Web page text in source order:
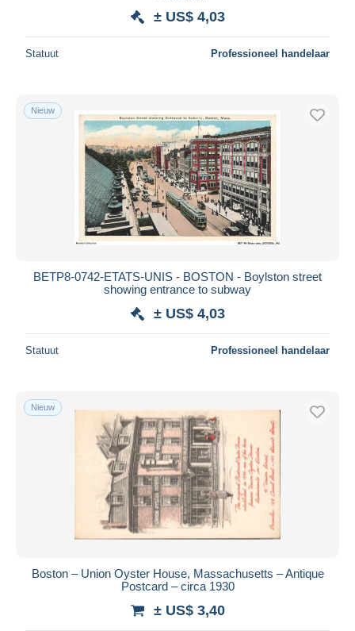
± US$ 4,03
Statuut Professioneel handelaar
Nieuw
BETP8-0742-ETATS-UNIS - BOSTON - Boylston street
showing entrance to subway
± US$ 4,03
Statuut Professioneel handelaar
Nieuw
Boston – Union Oyster House, Massachusetts – Antique
Postcard – circa 1930
± US$ 3,40